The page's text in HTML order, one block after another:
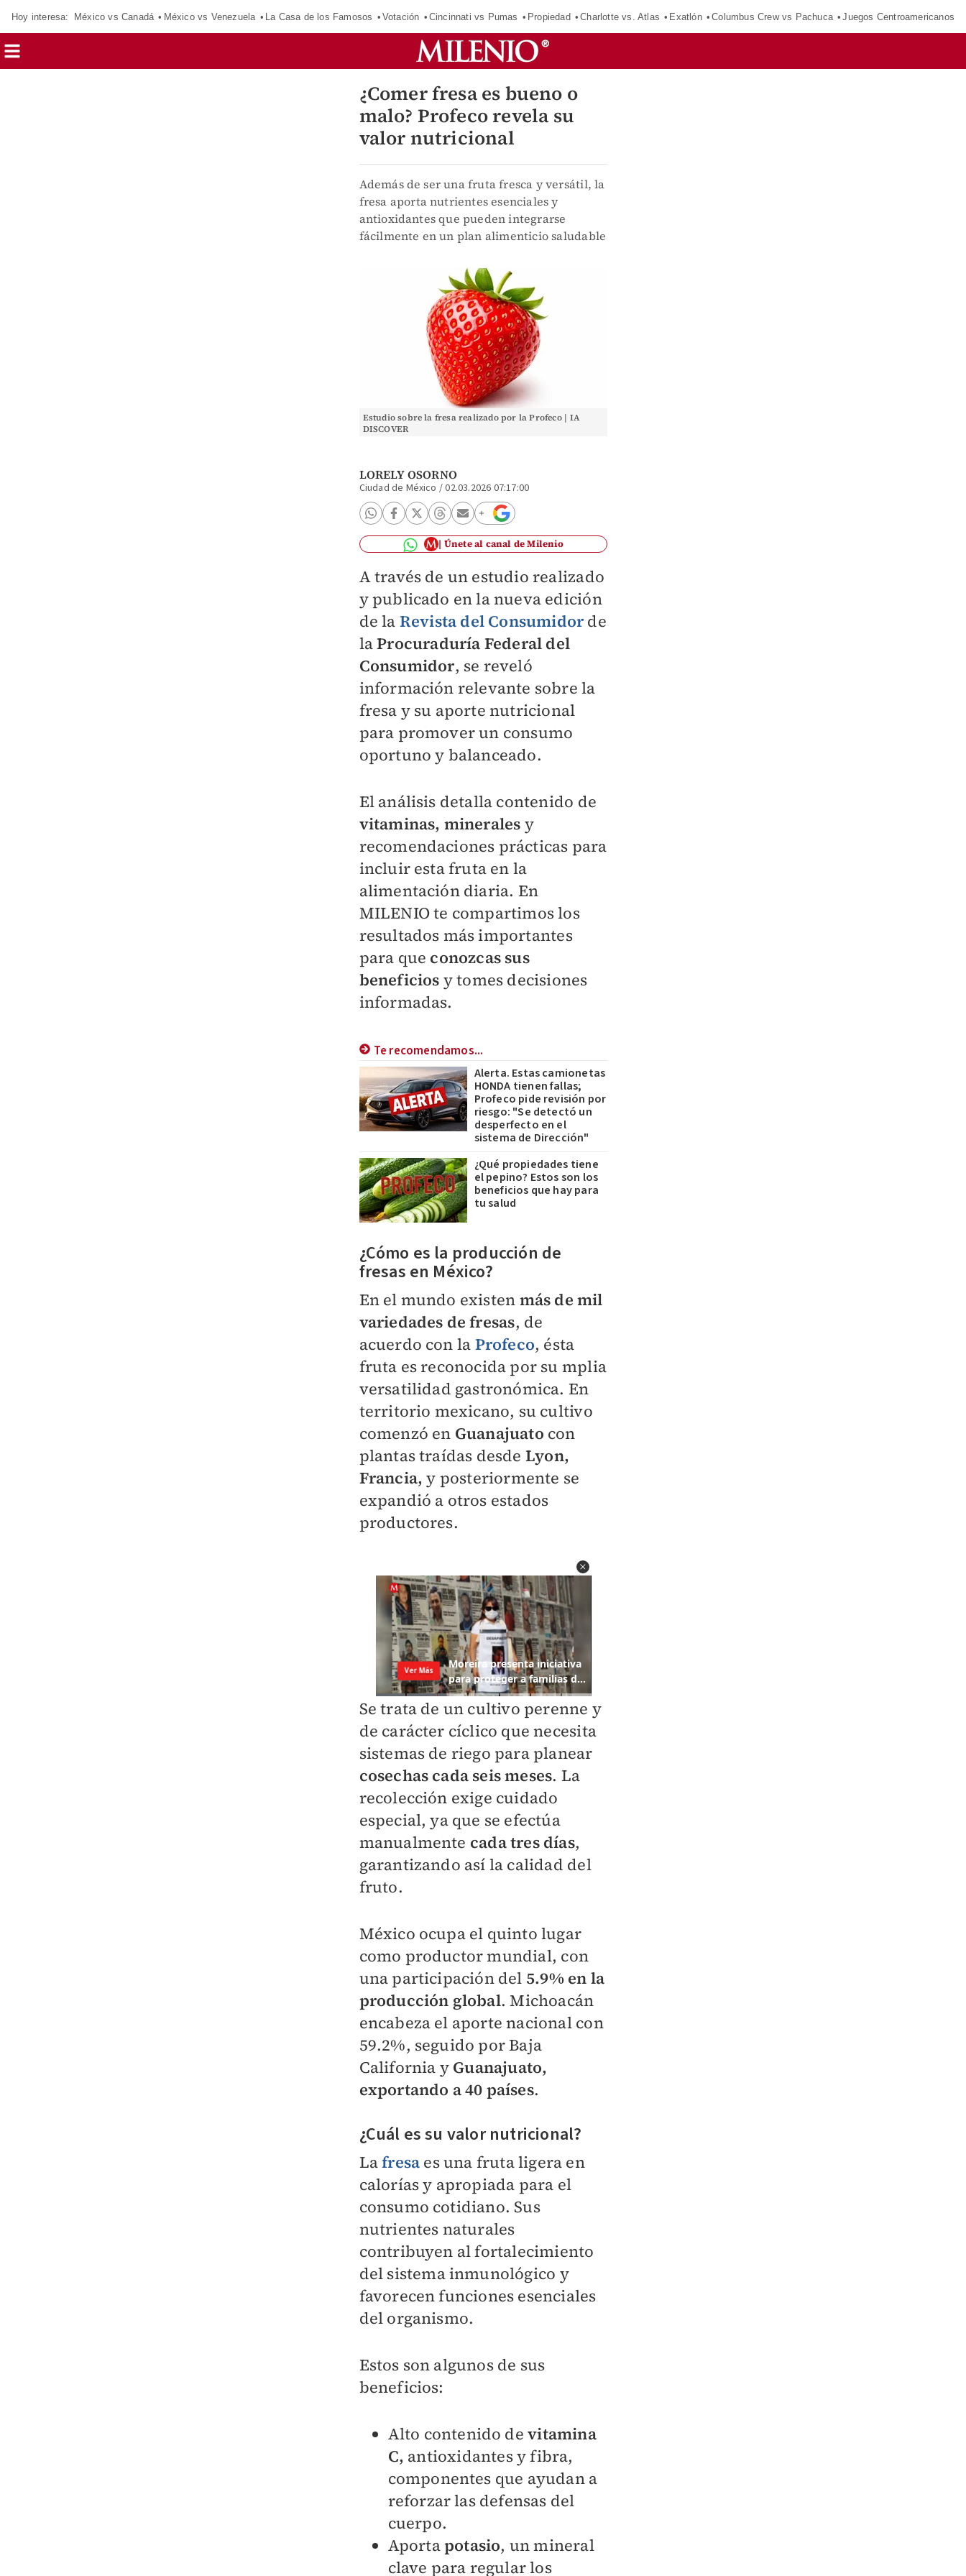
Hoy interesa: México vs Canadá México vs Venezuela La Casa de los Famosos Votación Cincinnati vs Pumas Propiedad Charlotte vs. Atlas Exatlón Columbus Crew vs Pachuca Juegos Centroamericanos
¿Comer fresa es bueno o
malo? Profeco revela su
valor nutricional
Además de ser una fruta fresca y versátil, la
fresa aporta nutrientes esenciales y
antioxidantes que pueden integrarse
fácilmente en un plan alimenticio saludable
Estudio sobre la fresa realizado por la Profeco | IA
DISCOVER
LORELY OSORNO
Ciudad de México /02.03.2026 07:17:00
Únete al canal de Milenio
A través de un estudio realizado
y publicado en la nueva edición
de la Revista del Consumidorde
laProcuraduría Federal del
Consumidor, se reveló
información relevante sobre la
fresa y su aporte nutricional
para promover un consumo
oportuno y balanceado.
El análisis detalla contenido de
vitaminas, minerales y
recomendaciones prácticas para
incluir esta fruta en la
alimentación diaria. En
MILENIOte compartimos los
resultados más importantes
para que conozcas sus
beneficios y tomes decisiones
informadas.
Te recomendamos...
Alerta. Estas camionetas
HONDA tienen fallas;
Profeco pide revisión por
riesgo: "Se detectó un
desperfecto en el
sistema de Dirección"
¿Qué propiedades tiene
el pepino? Estos son los
beneficios que hay para
tu salud
¿Cómo es la producción de
fresas en México?
En el mundo existen más de mil
variedades de fresas, de
acuerdo con la Profeco, ésta
fruta es reconocida por su mplia
versatilidad gastronómica. En
territorio mexicano, su cultivo
comenzó en Guanajuato con
plantas traídas desde Lyon,
Francia, y posteriormente se
expandió a otros estados
productores.
Se trata de un cultivo perenne y
de carácter cíclico que necesita
sistemas de riego para planear
cosechas cada seis meses. La
recolección exige cuidado
especial, ya que se efectúa
manualmente cada tres días,
garantizando así la calidad del
fruto.
México ocupa el quinto lugar
como productor mundial, con
una participación del 5.9% en la
producción global. Michoacán
encabeza el aporte nacional con
59.2%, seguido por Baja
California yGuanajuato,
exportando a 40 países.
¿Cuál es su valor nutricional?
Lafresa es una fruta ligera en
calorías y apropiada para el
consumo cotidiano. Sus
nutrientes naturales
contribuyen al fortalecimiento
del sistema inmunológico y
favorecen funciones esenciales
del organismo.
Estos son algunos de sus
beneficios:
Alto contenido de vitamina
C, antioxidantes y fibra,
componentes que ayudan a
reforzar las defensas del
cuerpo.
Aportapotasio, un mineral
clave para regular los